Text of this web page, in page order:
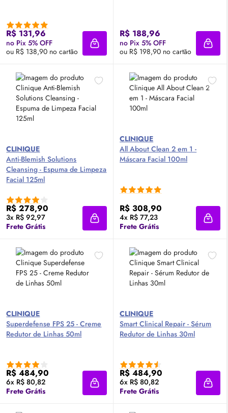
R$ 131,96
no Pix 5% OFF
ou R$ 138,90 no cartão
Adicionar à sacola
R$ 188,96
no Pix 5% OFF
ou R$ 198,90 no cartão
CLINIQUE
Anti-Blemish Solutions
Cleansing - Espuma de Limpeza
Facial 125ml
R$ 278,90
3x R$ 92,97
Frete Grátis
Adicionar à sacola
CLINIQUE
All About Clean 2 em 1 -
Máscara Facial 100ml
R$ 308,90
4x R$ 77,23
Frete Grátis
CLINIQUE
SuperdefenseFPS 25 - Creme
Redutor de Linhas 50ml
R$ 484,90
6x R$ 80,82
Frete Grátis
Adicionar à sacola
CLINIQUE
Smart Clinical Repair -Sérum
Redutor de Linhas 30ml
R$ 484,90
6x R$ 80,82
Frete Grátis